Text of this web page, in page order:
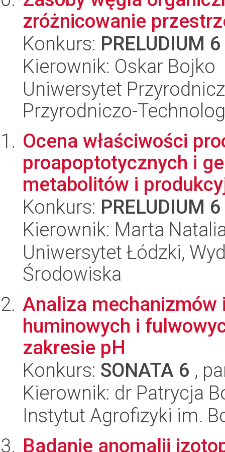
zróżnicowanie
Konkurs: PRELUDIUM 6
Kierownik: Oskar Bojko
Uniwersytet
Przyrodniczo-
Ocena właściwości
proapoptotycznych i
metabolitów i
Konkurs: PRELUDIUM 6
Kierownik: Marta
Uniwersytet Łódzki,
Środowiska
Analiza
huminowych i
zakresie pH
Konkurs: SONATA 6 ,
Kierownik: dr Patrycja
Instytut Agrofizyki im.
Badanie anomalii